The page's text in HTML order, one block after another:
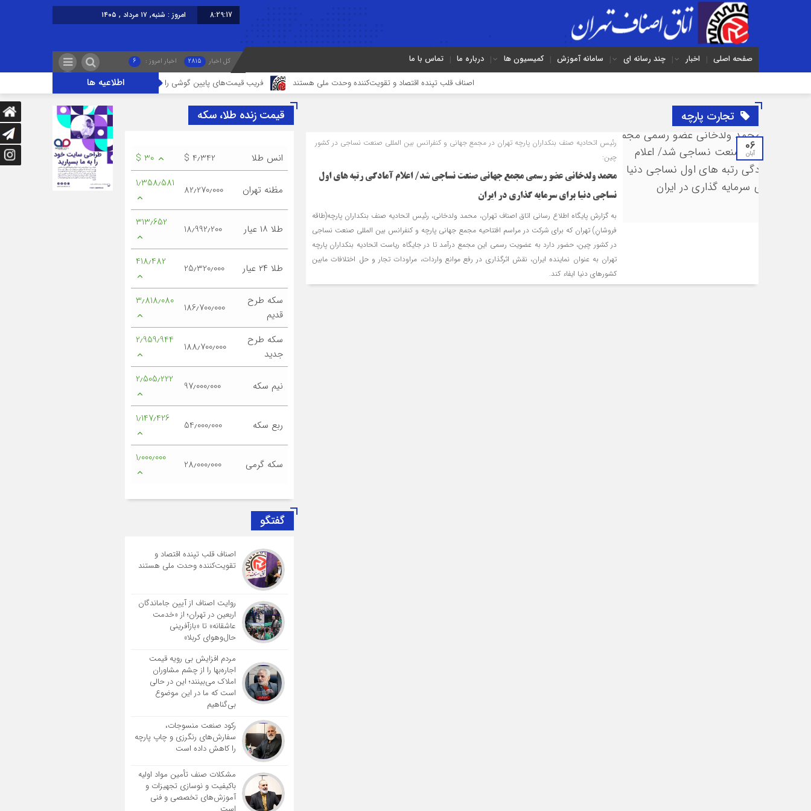
8:29:17 امروز : شنبه, ۱۷ مرداد , ۱۴۰۵
صفحه اصلی اخبار چند رسانه ای سامانه آموزش کمیسیون ها درباره ما تماس با ما کل اخبار 2815 اخبار امروز : 6
اطلاعیه ها اصناف قلب تپنده اقتصاد و تقویت‌کننده وحدت ملی هستند فریب قیمت‌های پایین گوشی را نخورید/ حمایت بیشتر از حقوق مردم و فعالان قانونمند بازار
تجارت پارچه
06
آبان
رئیس اتحادیه صنف بنکداران پارچه تهران در مجمع جهانی و کنفرانس بین المللی صنعت نساجی در کشور
چین:
محمد ولدخانی عضو رسمی مجمع جهانی صنعت نساجی شد/ اعلام آمادگی رتبه های اول
نساجی دنیا برای سرمایه گذاری در ایران
به گزارش پایگاه اطلاع رسانی اتاق اصناف تهران، محمد ولدخانی، رئیس اتحادیه صنف بنکداران پارچه(طاقه
فروشانِ) تهران که برای شرکت در مراسم افتتاحیه مجمع جهانی پارچه و کنفرانس بین المللی صنعت نساجی
در کشور چین، حضور دارد به عضویت رسمی این مجمع درآمد تا در جایگاه ریاست اتحادیه بنکداران پارچه
تهران به عنوان نماینده ایران، نقش اثرگذاری در رفع موانع واردات، مراودات تجار و حل اختلافات مابین
کشورهای دنیا ایفاء کند.
قیمت زنده طلا، سکه
انس طلا $ 4٫342 $ 30
مظنه تهران 82٫270٫000 1٫358٫581
طلا ۱۸ عیار 18٫992٫200 313٫652
طلا ۲۴ عیار 25٫320٫000 418٫482
سکه طرح
قدیم
186٫700٫000 3٫818٫080
سکه طرح
جدید
188٫700٫000 2٫959٫944
نیم سکه 97٫000٫000 2٫505٫222
ربع سکه 54٫000٫000 1٫147٫426
سکه گرمی 28٫000٫000 1٫000٫000
گفتگو
اصناف قلب تپنده اقتصاد و
تقویت‌کننده وحدت ملی هستند
روایت اصناف از آیین جاماندگان
اربعین در تهران؛ از «خدمت
عاشقانه» تا «بازآفرینی
حال‌وهوای کربلا»
مردم افزایش بی رویه قیمت
اجاره‌بها را از چشم مشاوران
املاک می‌بینند؛ این در حالی
است که ما در این موضوع
بی‌گناهیم
رکود صنعت منسوجات،
سفارش‌های رنگرزی و چاپ پارچه
را کاهش داده است
مشکلات صنف تأمین مواد اولیه
باکیفیت و نوسازی تجهیزات و
آموزش‌های تخصصی و فنی